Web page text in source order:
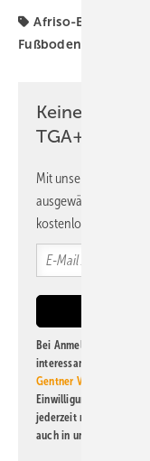
Afriso-Euro-Index
Fußbodenheizung
Keine Zeit?
TGA+E
Mit unserem
ausgewählte
kostenlos direkt ins
Bei Anmeldung zu
interessante Verlags-
Gentner Verlag GmbH &
Einwilligung kann ich
jederzeit möglich.
auch in unserer